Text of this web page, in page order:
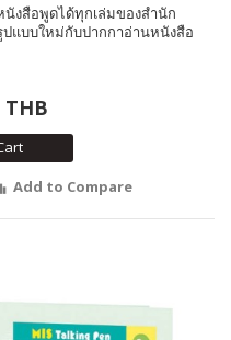
งสือพูดได้ทุกเล่มของสำนัก
ปแบบใหม่กับปากกาอ่านหนังสือ
THB
Add to Compare